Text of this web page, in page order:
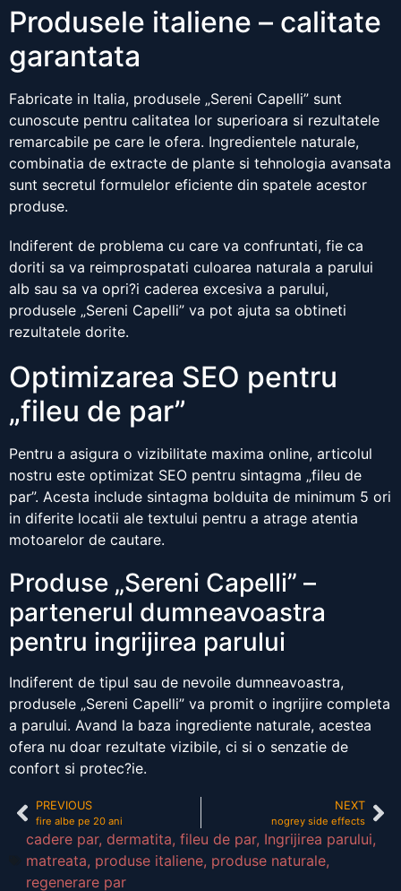
Produsele italiene – calitate
garantata
Fabricate in Italia, produsele „Sereni Capelli” sunt
cunoscute pentru calitatea lor superioara si rezultatele
remarcabile pe care le ofera. Ingredientele naturale,
combinatia de extracte de plante si tehnologia avansata
sunt secretul formulelor eficiente din spatele acestor
produse.
Indiferent de problema cu care va confruntati, fie ca
doriti sa va reimprospatati culoarea naturala a parului
alb sau sa va opri?i caderea excesiva a parului,
produsele „Sereni Capelli” va pot ajuta sa obtineti
rezultatele dorite.
Optimizarea SEO pentru
„fileu de par”
Pentru a asigura o vizibilitate maxima online, articolul
nostru este optimizat SEO pentru sintagma „fileu de
par”. Acesta include sintagma bolduita de minimum 5 ori
in diferite locatii ale textului pentru a atrage atentia
motoarelor de cautare.
Produse „Sereni Capelli” –
partenerul dumneavoastra
pentru ingrijirea parului
Indiferent de tipul sau de nevoile dumneavoastra,
produsele „Sereni Capelli” va promit o ingrijire completa
a parului. Avand la baza ingrediente naturale, acestea
ofera nu doar rezultate vizibile, ci si o senzatie de
confort si protec?ie.
PREVIOUS
fire albe pe 20 ani
NEXT
nogrey side effects
cadere par, dermatita, fileu de par, Ingrijirea parului,
matreata, produse italiene, produse naturale,
regenerare par